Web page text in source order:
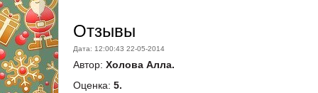
Отзывы
Дата: 12:00:43 22-05-2014
Автор: Холова Алла.
Оценка: 5.